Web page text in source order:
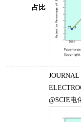
占比
@SCIE电